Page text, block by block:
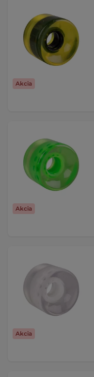
Akcia
Akcia
Akcia